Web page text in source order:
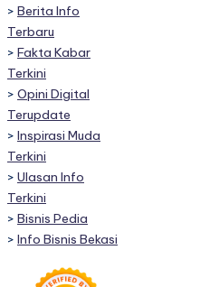
> Berita Info
Terbaru
> Fakta Kabar
Terkini
> Opini Digital
Terupdate
> Inspirasi Muda
Terkini
> Ulasan Info
Terkini
> Bisnis Pedia
> Info Bisnis Bekasi